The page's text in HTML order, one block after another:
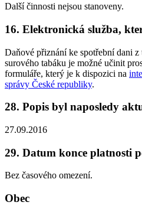
Další činnosti nejsou stanoveny.
16. Elektronická služba,
Daňové přiznání ke spotřební dani
surového tabáku je možné učinit
formuláře, který je k dispozici na
správy České republiky.
28. Popis byl naposledy
27.09.2016
29. Datum konce platnosti
Bez časového omezení.
Obec